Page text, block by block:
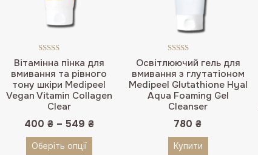
Вітамінна пінка для
вмивання та рівного
тону шкіри Medipeel
Vegan Vitamin Collagen
Clear
Оцінено в
5.00з 5
400 ₴– 549 ₴
Оберіть опції
Освітлюючий гель для
вмивання з глутатіоном
Medipeel Glutathione Hyal
Aqua Foaming Gel
Cleanser
Оцінено в
5.00з 5
780₴
Купити